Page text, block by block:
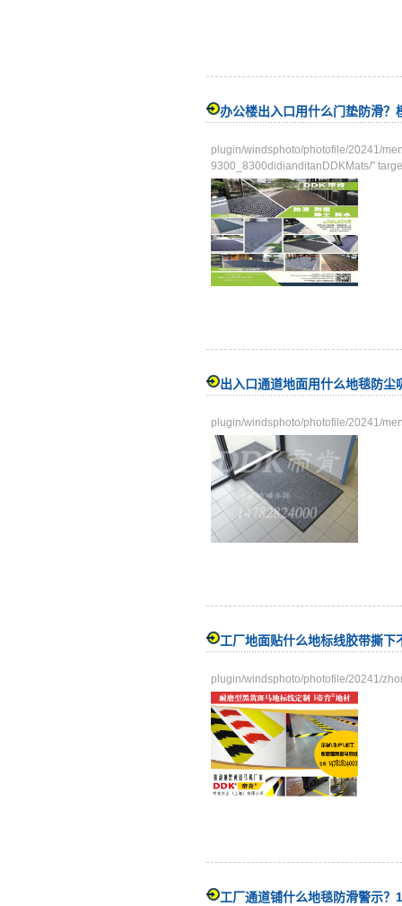
办公楼出入口用什么门垫防滑？
plugin/windsphoto/photofile/20241/
9300_8300didianditanDDKMats/"
出入口通道地面用什么地毯防
plugin/windsphoto/photofile/20241/
工厂地面贴什么地标线胶带撕
plugin/windsphoto/photofile/20241/
工厂通道铺什么地毯防滑警示